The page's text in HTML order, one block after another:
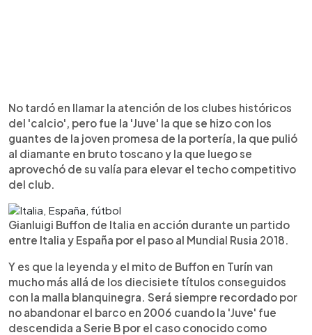
No tardó en llamar la atención de los clubes históricos
del 'calcio', pero fue la 'Juve' la que se hizo con los
guantes de la joven promesa de la portería, la que pulió
al diamante en bruto toscano y la que luego se
aprovechó de su valía para elevar el techo competitivo
del club.
Gianluigi Buffon de Italia en acción durante un partido
entre Italia y España por el paso al Mundial Rusia 2018.
Y es que la leyenda y el mito de Buffon en Turín van
mucho más allá de los diecisiete títulos conseguidos
con la malla blanquinegra. Será siempre recordado por
no abandonar el barco en 2006 cuando la 'Juve' fue
descendida a Serie B por el caso conocido como